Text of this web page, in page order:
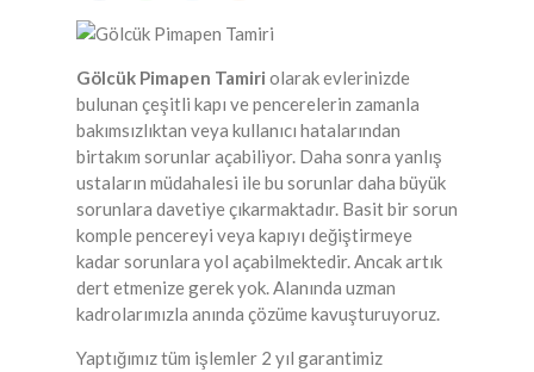
Gölcük Pimapen Tamiri olarak evlerinizde
bulunan çeşitli kapı ve pencerelerin zamanla
bakımsızlıktan veya kullanıcı hatalarından
birtakım sorunlar açabiliyor. Daha sonra yanlış
ustaların müdahalesi ile bu sorunlar daha büyük
sorunlara davetiye çıkarmaktadır. Basit bir sorun
komple pencereyi veya kapıyı değiştirmeye
kadar sorunlara yol açabilmektedir. Ancak artık
dert etmenize gerek yok. Alanında uzman
kadrolarımızla anında çözüme kavuşturuyoruz.
Yaptığımız tüm işlemler 2 yıl garantimiz